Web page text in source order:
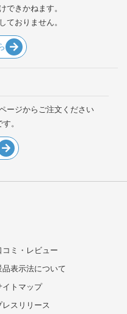
できかねます。
ておりません。
ージからご注文ください
。
コミ・レビュー
品表示法について
イトマップ
レスリリース